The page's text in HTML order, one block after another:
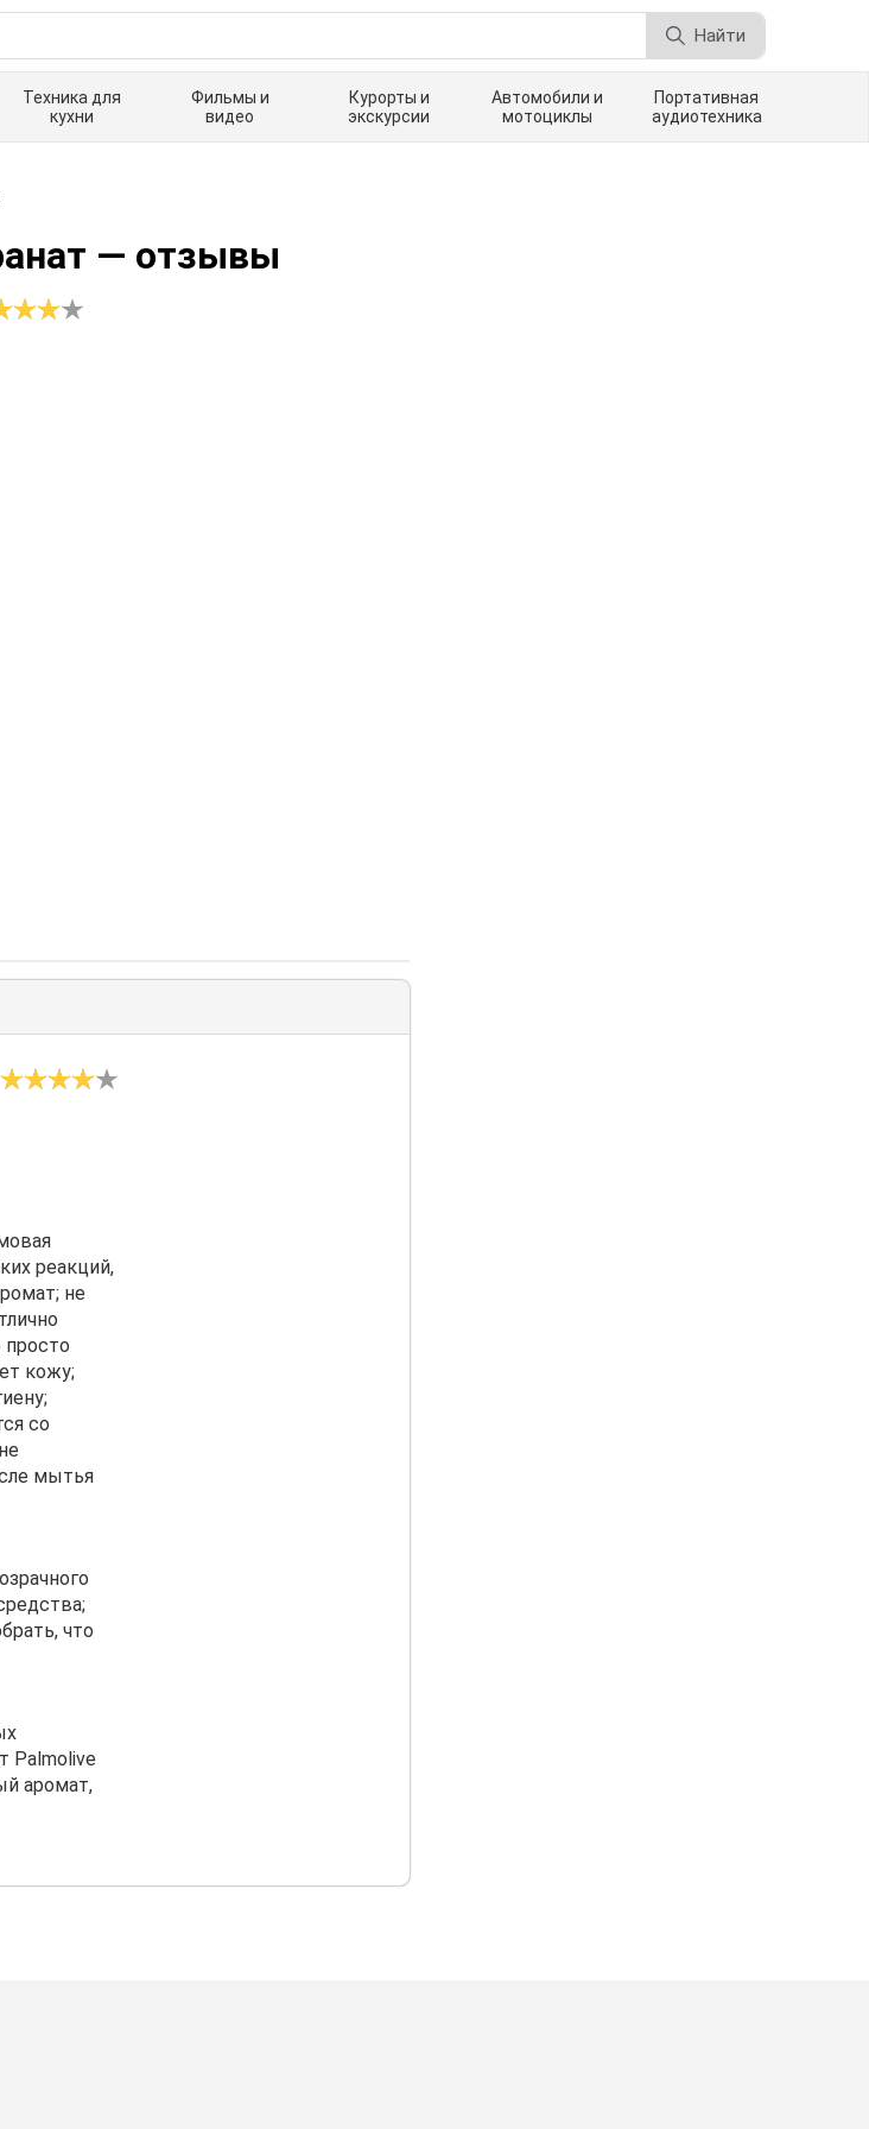
Найти
Техника для
кухни
Фильмы и
видео
Курорты и
экскурсии
Автомобили и
мотоциклы
Портативная
аудиотехника
— отзывы
реакций,
не
просто
кожу;
со
мытья
что
Palmolive
аромат,